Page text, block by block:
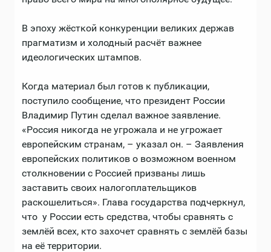
В эпоху жёсткой конкуренции великих держав
прагматизм и холодный расчёт важнее
идеологических штампов.
Когда материал был готов к публикации,
поступило сообщение, что президент России
Владимир Путин сделал важное заявление.
«Россия никогда не угрожала и не угрожает
европейским странам, – указал он. – Заявления
европейских политиков о возможном военном
столкновении с Россией призваны лишь
заставить своих налогоплательщиков
раскошелиться». Глава государства подчеркнул,
что у России есть средства, чтобы сравнять с
землёй всех, кто захочет сравнять с землёй базы
на её территории.